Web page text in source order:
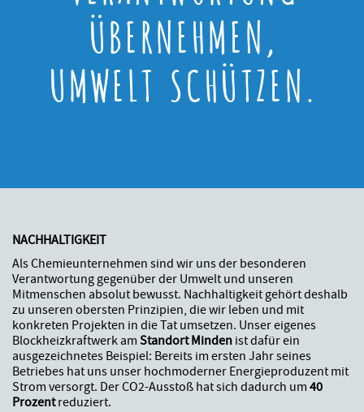
ÜBERNEHMEN,
UMWELT SCHÜTZEN.
NACHHALTIGKEIT
Als Chemieunternehmen sind wir uns der besonderen
Verantwortung gegenüber der Umwelt und unseren
Mitmenschen absolut bewusst. Nachhaltigkeit gehört deshalb
zu unseren obersten Prinzipien, die wir leben und mit
konkreten Projekten in die Tat umsetzen. Unser eigenes
Blockheizkraftwerk am Standort Minden ist dafür ein
ausgezeichnetes Beispiel: Bereits im ersten Jahr seines
Betriebes hat uns unser hochmoderner Energieproduzent mit
Strom versorgt. Der CO2-Ausstoß hat sich dadurch um 40
Prozentreduziert.